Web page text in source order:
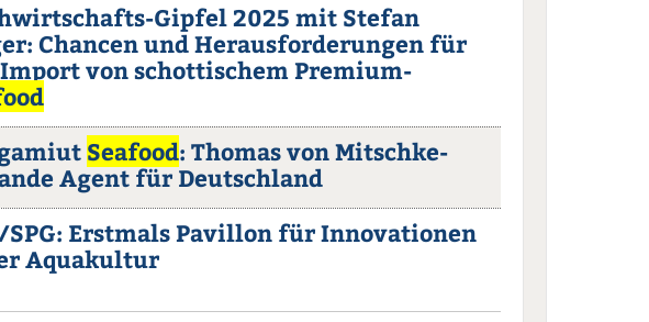
Gipfel 2025 mit Stefan
Chancen und Herausforderungen für
von schottischem Premium-
Seafood: Thomas von Mitschke-
Agent für Deutschland
SPG: Erstmals Pavillon für Innovationen
Aquakultur